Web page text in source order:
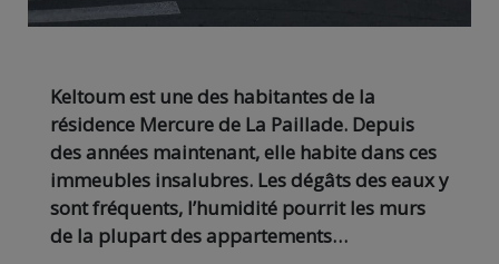
Keltoum est une des habitantes de la
résidence Mercure de La Paillade. Depuis
des années maintenant, elle habite dans ces
immeubles insalubres. Les dégâts des eaux y
sont fréquents, l’humidité pourrit les murs
de la plupart des appartements…